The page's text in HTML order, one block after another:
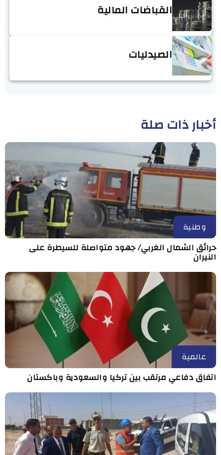
القباضات المالية
الصيدليات
أخبار ذات صلة
وطنية
حرائق الشمال الغربي/ جهود متواصلة للسيطرة على
النيران
عالمية
اتفاق دفاعي مرتقب بين تركيا والسعودية وباكستان